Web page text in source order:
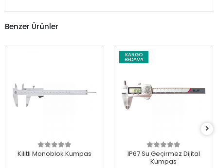
Benzer Ürünler
Kilitli Monoblok Kumpas
KARGO
BEDAVA
IP67 Su Geçirmez Dijital
Kumpas